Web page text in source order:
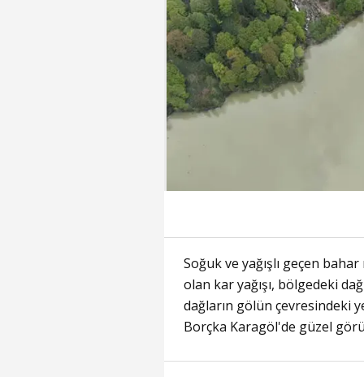
Soğuk ve yağışlı geçen
olan kar yağışı, bölgedeki
dağların gölün çevresindeki
Borçka Karagöl'de güzel